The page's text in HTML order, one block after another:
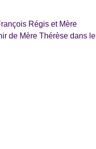
Régis et Mère
de Mère Thérèse dans le